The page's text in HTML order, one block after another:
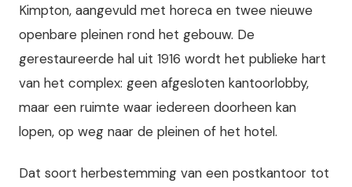
Kimpton, aangevuld met horeca en twee nieuwe
openbare pleinen rond het gebouw. De
gerestaureerde hal uit 1916 wordt het publieke hart
van het complex: geen afgesloten kantoorlobby,
maar een ruimte waar iedereen doorheen kan
lopen, op weg naar de pleinen of het hotel.
Dat soort herbestemming van een postkantoor tot